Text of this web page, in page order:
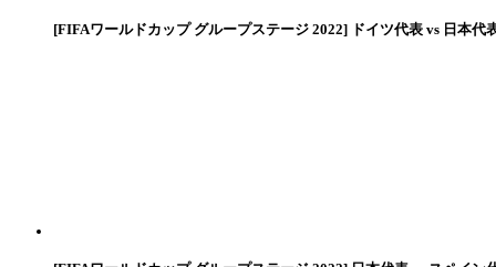
[FIFAワールドカップ グループステージ 2022] ドイツ代表 vs 日本代